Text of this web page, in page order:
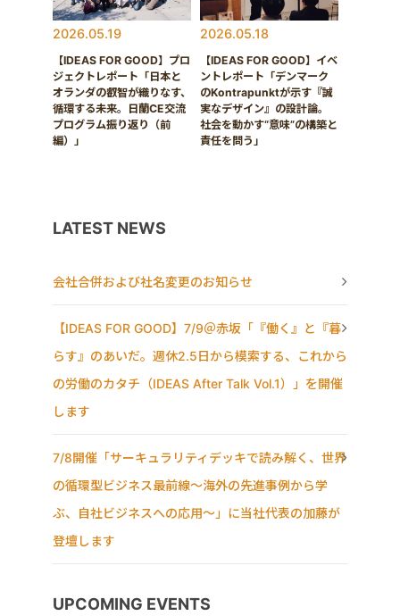
2026.05.19
【IDEAS FOR GOOD】プロ
ジェクトレポート「日本と
オランダの叡智が織りなす、
循環する未来。日蘭CE交流
プログラム振り返り（前
編）」
2026.05.18
【IDEAS FOR GOOD】イベ
ントレポート「デンマーク
のKontrapunktが示す『誠
実なデザイン』の設計論。
社会を動かす“意味”の構築と
責任を問う」
LATEST NEWS
会社合併および社名変更のお知らせ
【IDEAS FOR GOOD】7/9＠赤坂「『働く』と『暮
らす』のあいだ。週休2.5日から模索する、これから
の労働のカタチ（IDEAS After Talk Vol.1）」を開催
します
7/8開催「サーキュラリティデッキで読み解く、世界
の循環型ビジネス最前線〜海外の先進事例から学
ぶ、自社ビジネスへの応用〜」に当社代表の加藤が
登壇します
UPCOMING EVENTS